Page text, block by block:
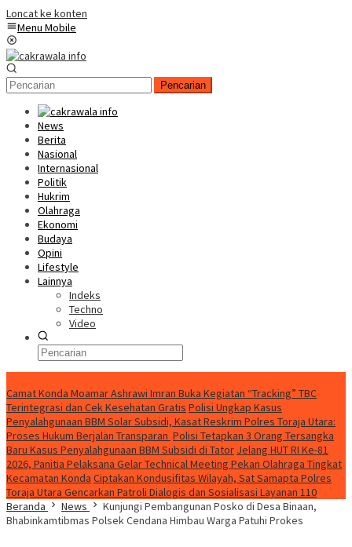
Loncat ke konten
Menu Mobile
Pencarian
News
Berita
Nasional
Internasional
Politik
Hukrim
Olahraga
Ekonomi
Budaya
Opini
Lifestyle
Lainnya
Indeks
Techno
Video
Camat Konda Moamar Ashrawi Imran Buka Kegiatan “Tracking” TBC
Terintegrasi dan Cek Kesehatan Gratis Polisi Ungkap Kasus
Penyalahgunaan BBM Solar Subsidi, Kasat Reskrim Polres Toraja Utara:
Proses Hukum Berjalan Transparan Polisi Tetapkan 3 Orang Tersangka
Baru Kasus Penyalahgunaan BBM Subsidi di Tator Jelang HUT RI Ke-81
2026, Panitia Pelaksana Gelar Technical Meeting Pekan Olahraga Tingkat
Kecamatan Konda Ciptakan Kondusifitas Wilayah, Sat Samapta Polres
Toraja Utara Gencarkan Patroli Dialogis dan Sosialisasi Layanan 110
Beranda
News
Kunjungi Pembangunan Posko di Desa Binaan,
Bhabinkamtibmas Polsek Cendana Himbau Warga Patuhi Prokes